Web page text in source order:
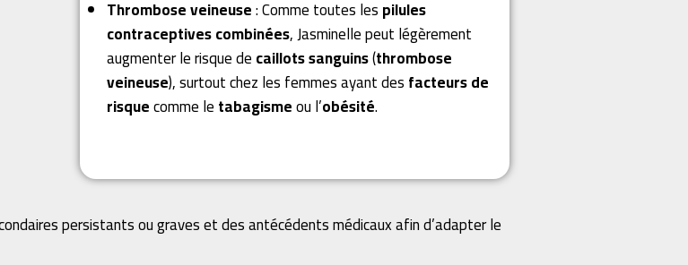
Thrombose veineuse: Comme toutes lespilules
contraceptives combinées, Jasminelle peut légèrement
augmenter le risque decaillots sanguins(thrombose
veineuse), surtout chez les femmes ayant desfacteurs de
risquecomme letabagismeou l’obésité.
persistants ou graves et des antécédents médicaux afin d’adapter le